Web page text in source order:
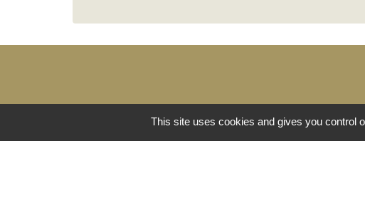
This site uses cookies and gives you control